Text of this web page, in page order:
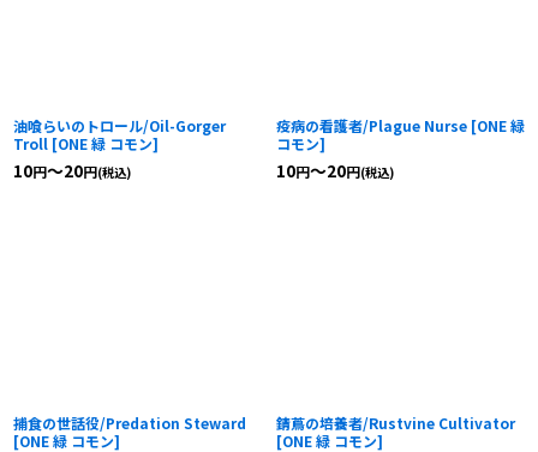
油喰らいのトロール/Oil-Gorger
Troll [ONE 緑 コモン]
10円～20円(税込)
疫病の看護者/Plague Nurse [ONE 緑
コモン]
10円～20円(税込)
捕食の世話役/Predation Steward
[ONE 緑 コモン]
錆蔦の培養者/Rustvine Cultivator
[ONE 緑 コモン]